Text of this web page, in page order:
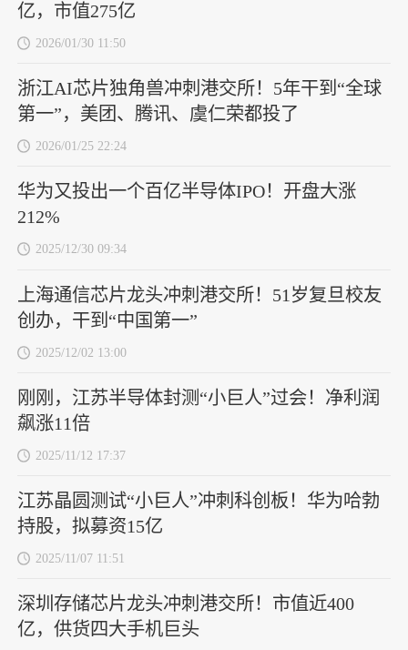
亿，市值275亿
2026/01/30 11:50
浙江AI芯片独角兽冲刺港交所！5年干到“全球
第一”，美团、腾讯、虞仁荣都投了
2026/01/25 22:24
华为又投出一个百亿半导体IPO！开盘大涨
212%
2025/12/30 09:34
上海通信芯片龙头冲刺港交所！51岁复旦校友
创办，干到“中国第一”
2025/12/02 13:00
刚刚，江苏半导体封测“小巨人”过会！净利润
飙涨11倍
2025/11/12 17:37
江苏晶圆测试“小巨人”冲刺科创板！华为哈勃
持股，拟募资15亿
2025/11/07 11:51
深圳存储芯片龙头冲刺港交所！市值近400
亿，供货四大手机巨头